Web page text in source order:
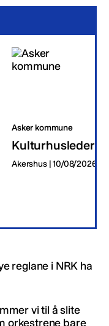
Asker kommune
Kulturhusleder
Akershus | 10/08/2026
reglane i NRK ha
vi til å slite
orkestrene bare